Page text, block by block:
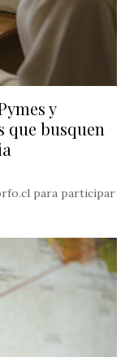
y
que busquen
para participar